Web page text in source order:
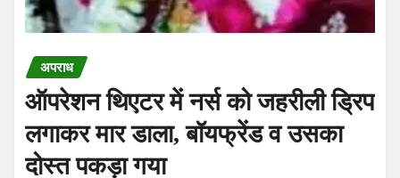
अपराध
ऑपरेशन थिएटर में नर्स को जहरीली ड्रिप
लगाकर मार डाला, बॉयफ्रेंड व उसका
दोस्त पकड़ा गया
TRUE STORY